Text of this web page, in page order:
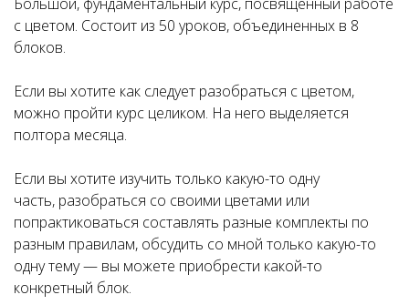
Большой, фундаментальный курс, посвященный работе
с цветом. Состоит из 50 уроков, объединенных в 8
блоков.
Если вы хотите как следует разобраться с цветом,
можно пройти курс целиком. На него выделяется
полтора месяца.
Если вы хотите изучить только какую-то одну
часть, разобраться со своими цветами или
попрактиковаться составлять разные комплекты по
разным правилам, обсудить со мной только какую-то
одну тему — вы можете приобрести какой-то
конкретный блок.